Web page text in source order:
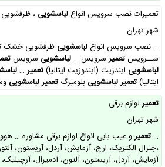
تعمیرات نصب سرویس انواع لباسشویی،
شهر تهران
… نصب سرویس انواع لباسشوییظرفشویی خشک کن
ســرویستعمیرسرویس … لباسشوییسرویس
لباسشوییایندزیت (ایندوزیت ایتالیا)تعمیر…
ایتالیا)تعمیرلباسشوییبلومبرگ تعمیرلباسشویی
تعمیرلوازم برقی
شهر تهران
… تعمیرو عیب یابی انواع لوازم برقی مشاوره …
،جنرال الکتریک، ارج، آزمایش، آردل، آریستون،
آزمایش، آردل، آریستون، آلتون، آدمیرال، آرچیلیک،